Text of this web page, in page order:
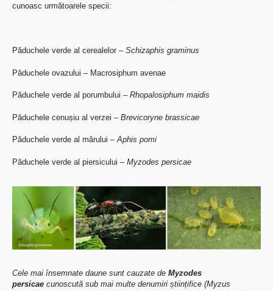
cunoasc următoarele specii:
Păduchele verde al cerealelor – Schizaphis graminus
Păduchele ovazului – Macrosiphum avenae
Păduchele verde al porumbului – Rhopalosiphum maidis
Păduchele cenușiu al verzei – Brevicoryne brassicae
Păduchele verde al mărului –Aphis pomi
Păduchele verde al piersicului – Myzodes persicae
Cele mai însemnate daune sunt cauzate de Myzodes
persicae cunoscută sub mai multe denumiri științifice (Myzus